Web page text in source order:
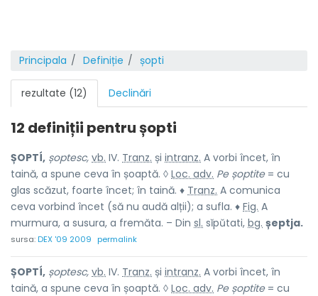
Principala Definiție șopti
rezultate (12) Declinări
12 definiții pentrușopti
ȘOPTÍ, șoptesc, vb. IV. Tranz. și intranz. A vorbi încet, în
taină, a spune ceva în șoaptă. ◊ Loc. adv. Pe șoptite= cu
glas scăzut, foarte încet; în taină. ♦ Tranz. A comunica
ceva vorbind încet (să nu audă alții); a sufla. ♦ Fig. A
murmura, a susura, a fremăta. – Din sl. sĭpŭtati, bg. șeptja.
sursa:DEX '09 2009 permalink
ȘOPTÍ, șoptesc, vb. IV. Tranz. și intranz. A vorbi încet, în
taină, a spune ceva în șoaptă. ◊ Loc. adv. Pe șoptite= cu